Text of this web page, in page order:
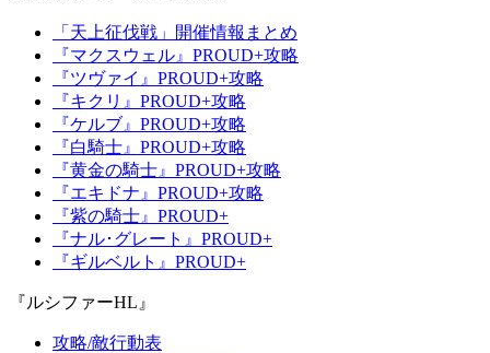
「天上征伐戦」開催情報まとめ
『マクスウェル』PROUD+攻略
『ツヴァイ』PROUD+攻略
『キクリ』PROUD+攻略
『ケルブ』PROUD+攻略
『白騎士』PROUD+攻略
『黄金の騎士』PROUD+攻略
『エキドナ』PROUD+攻略
『紫の騎士』PROUD+
『ナル･グレート』PROUD+
『ギルベルト』PROUD+
『ルシファーHL』
攻略/敵行動表